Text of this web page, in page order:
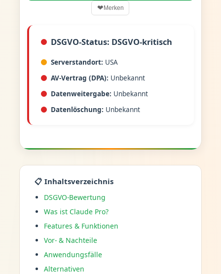
❤Merken
DSGVO-Status: DSGVO-kritisch
Serverstandort: USA
AV-Vertrag (DPA): Unbekannt
Datenweitergabe: Unbekannt
Datenlöschung: Unbekannt
📋 Inhaltsverzeichnis
DSGVO-Bewertung
Was ist Claude Pro?
Features & Funktionen
Vor- & Nachteile
Anwendungsfälle
Alternativen